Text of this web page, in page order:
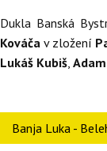
Dukla Banská
Kováča v zložení
Lukáš Kubiš
Banja Luka -